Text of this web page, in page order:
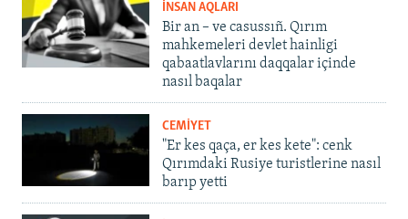
İNSAN AQLARI
Bir an – ve casussıñ. Qırım
mahkemeleri devlet hainligi
qabaatlavlarını daqqalar içinde
nasıl baqalar
CEMİYET
"Er kes qaça, er kes kete": cenk
Qırımdaki Rusiye turistlerine nasıl
barıp yetti